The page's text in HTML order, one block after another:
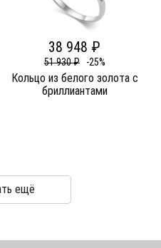
38 948 ₽
51 930 ₽ -25%
Кольцо из белого золота c
бриллиантами
ещё